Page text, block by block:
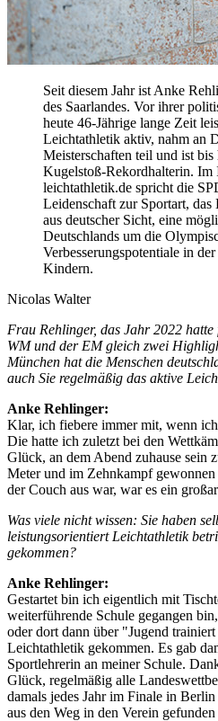
Seit diesem Jahr ist Anke
des Saarlandes. Vor ihrer
heute 46-Jährige lange Zeit
Leichtathletik aktiv, nahm an
Meisterschaften teil und ist bis
Kugelstoß-Rekordhalterin. Im
leichtathletik.de spricht die
Leidenschaft zur Sportart,
aus deutscher Sicht, eine
Deutschlands um die
Verbesserungspotentiale in
Kindern.
Nicolas Walter
Frau Rehlinger, das Jahr 2022
WM und der EM gleich zwei
München hat die Menschen
auch Sie regelmäßig das aktive
Anke Rehlinger:
Klar, ich fiebere immer mit, wenn
Die hatte ich zuletzt bei den
Glück, an dem Abend zuhause sein
Meter und im Zehnkampf
der Couch aus war, war es ein
Was viele nicht wissen: Sie haben
leistungsorientiert Leichtathletik
gekommen?
Anke Rehlinger:
Gestartet bin ich eigentlich mit
weiterführende Schule gegangen
oder dort dann über "Jugend
Leichtathletik gekommen. Es gab
Sportlehrerin an meiner Schule.
Glück, regelmäßig alle
damals jedes Jahr im Finale in
aus den Weg in den Verein